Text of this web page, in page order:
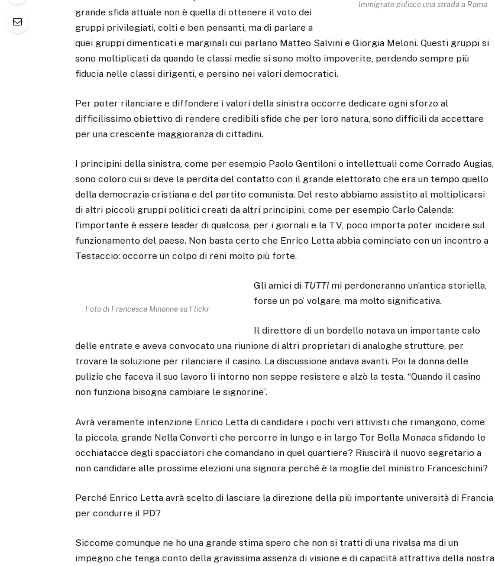
Immigrato pulisce una strada a Roma
grande sfida attuale non è quella di ottenere il voto dei
gruppi privilegiati, colti e ben pensanti, ma di parlare a
quei gruppi dimenticati e marginali cui parlano Matteo Salvini e Giorgia Meloni. Questi gruppi si
sono moltiplicati da quando le classi medie si sono molto impoverite, perdendo sempre più
fiducia nelle classi dirigenti, e persino nei valori democratici.
Per poter rilanciare e diffondere i valori della sinistra occorre dedicare ogni sforzo al
difficilissimo obiettivo di rendere credibili sfide che per loro natura, sono difficili da accettare
per una crescente maggioranza di cittadini.
I principini della sinistra, come per esempio Paolo Gentiloni o intellettuali come Corrado Augias,
sono coloro cui si deve la perdita del contatto con il grande elettorato che era un tempo quello
della democrazia cristiana e del partito comunista. Del resto abbiamo assistito al moltiplicarsi
di altri piccoli gruppi politici creati da altri principini, come per esempio Carlo Calenda:
l’importante è essere leader di qualcosa, per i giornali e la TV, poco importa poter incidere sul
funzionamento del paese. Non basta certo che Enrico Letta abbia cominciato con un incontro a
Testaccio: occorre un colpo di reni molto più forte.
Foto di Francesca Minonne su Flickr
Gli amici di TUTTI mi perdoneranno un’antica storiella,
forse un po’ volgare, ma molto significativa.
Il direttore di un bordello notava un importante calo
delle entrate e aveva convocato una riunione di altri proprietari di analoghe strutture, per
trovare la soluzione per rilanciare il casino. La discussione andava avanti. Poi la donna delle
pulizie che faceva il suo lavoro li intorno non seppe resistere e alzò la testa. “Quando il casino
non funziona bisogna cambiare le signorine”.
Avrà veramente intenzione Enrico Letta di candidare i pochi veri attivisti che rimangono, come
la piccola, grande Nella Converti che percorre in lungo e in largo Tor Bella Monaca sfidando le
occhiatacce degli spacciatori che comandano in quel quartiere? Riuscirà il nuovo segretario a
non candidare alle prossime elezioni una signora perché è la moglie del ministro Franceschini?
Perché Enrico Letta avrà scelto di lasciare la direzione della più importante università di Francia
per condurre il PD?
Siccome comunque ne ho una grande stima spero che non si tratti di una rivalsa ma di un
impegno che tenga conto della gravissima assenza di visione e di capacità attrattiva della nostra